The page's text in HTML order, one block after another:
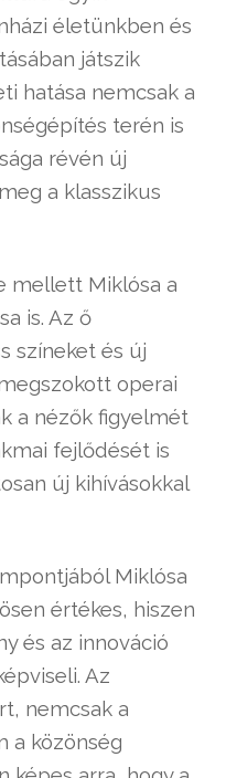
életünkben és
játszik
hatása nemcsak a
terén is
révén új
a klasszikus
mellett Miklósa a
is. Az ő
színeket és új
operai
a nézők figyelmét
fejlődését is
új kihívásokkal
Miklósa
értékes, hiszen
és az innováció
Az
nemcsak a
a közönség